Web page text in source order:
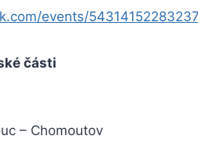
events/
části
– Chomoutov